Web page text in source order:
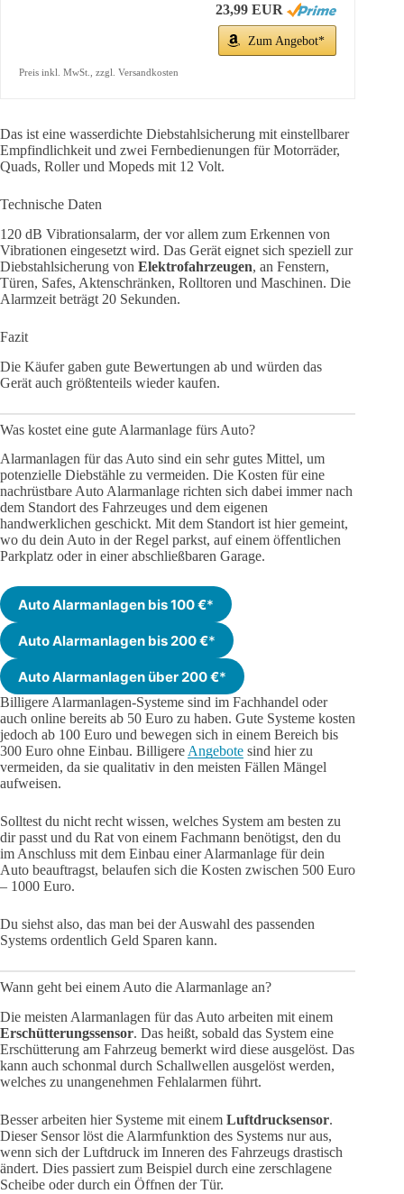
23,99 EUR
Zum Angebot*
Preis inkl. MwSt., zzgl. Versandkosten
Das ist eine wasserdichte Diebstahlsicherung mit einstellbarer
Empfindlichkeit und zwei Fernbedienungen für Motorräder,
Quads, Roller und Mopeds mit 12 Volt.
Technische Daten
120 dB Vibrationsalarm, der vor allem zum Erkennen von
Vibrationen eingesetzt wird. Das Gerät eignet sich speziell zur
Diebstahlsicherung von Elektrofahrzeugen, an Fenstern,
Türen, Safes, Aktenschränken, Rolltoren und Maschinen. Die
Alarmzeit beträgt 20 Sekunden.
Fazit
Die Käufer gaben gute Bewertungen ab und würden das
Gerät auch größtenteils wieder kaufen.
Was kostet eine gute Alarmanlage fürs Auto?
Alarmanlagen für das Auto sind ein sehr gutes Mittel, um
potenzielle Diebstähle zu vermeiden. Die Kosten für eine
nachrüstbare Auto Alarmanlage richten sich dabei immer nach
dem Standort des Fahrzeuges und dem eigenen
handwerklichen geschickt. Mit dem Standort ist hier gemeint,
wo du dein Auto in der Regel parkst, auf einem öffentlichen
Parkplatz oder in einer abschließbaren Garage.
Auto Alarmanlagen bis 100 €*
Auto Alarmanlagen bis 200 €*
Auto Alarmanlagen über 200 €*
Billigere Alarmanlagen-Systeme sind im Fachhandel oder
auch online bereits ab 50 Euro zu haben. Gute Systeme kosten
jedoch ab 100 Euro und bewegen sich in einem Bereich bis
300 Euro ohne Einbau. Billigere Angebote sind hier zu
vermeiden, da sie qualitativ in den meisten Fällen Mängel
aufweisen.
Solltest du nicht recht wissen, welches System am besten zu
dir passt und du Rat von einem Fachmann benötigst, den du
im Anschluss mit dem Einbau einer Alarmanlage für dein
Auto beauftragst, belaufen sich die Kosten zwischen 500 Euro
– 1000 Euro.
Du siehst also, das man bei der Auswahl des passenden
Systems ordentlich Geld Sparen kann.
Wann geht bei einem Auto die Alarmanlage an?
Die meisten Alarmanlagen für das Auto arbeiten mit einem
Erschütterungssensor. Das heißt, sobald das System eine
Erschütterung am Fahrzeug bemerkt wird diese ausgelöst. Das
kann auch schonmal durch Schallwellen ausgelöst werden,
welches zu unangenehmen Fehlalarmen führt.
Besser arbeiten hier Systeme mit einem Luftdrucksensor.
Dieser Sensor löst die Alarmfunktion des Systems nur aus,
wenn sich der Luftdruck im Inneren des Fahrzeugs drastisch
ändert. Dies passiert zum Beispiel durch eine zerschlagene
Scheibe oder durch ein Öffnen der Tür.